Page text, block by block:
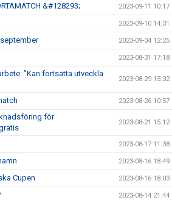
&#128293; 2023-09-11 10:17
2023-09-10 14:31
2023-09-04 12:25
2023-08-31 17:18
”Kan fortsätta utveckla
2023-08-29 15:32
2023-08-26 10:57
för
2023-08-21 15:12
2023-08-17 11:38
2023-08-16 18:49
Cupen 2023-08-16 18:03
2023-08-14 21:44